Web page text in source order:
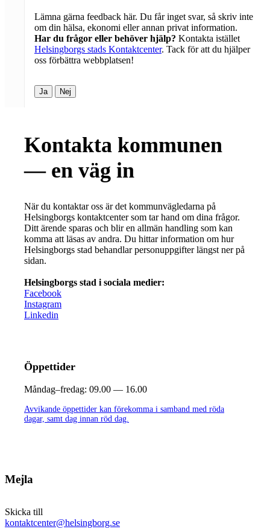
Lämna gärna feedback här. Du får inget svar, så skriv inte
om din hälsa, ekonomi eller annan privat information.
Har du frågor eller behöver hjälp? Kontakta istället
Helsingborgs stads Kontaktcenter. Tack för att du hjälper
oss förbättra webbplatsen!
Ja Nej
Kontakta kommunen
— en väg in
När du kontaktar oss är det kommunvägledarna på
Helsingborgs kontaktcenter som tar hand om dina frågor.
Ditt ärende sparas och blir en allmän handling som kan
komma att läsas av andra. Du hittar information om hur
Helsingborgs stad behandlar personuppgifter längst ner på
sidan.
Helsingborgs stad i sociala medier:
Facebook
Instagram
Linkedin
Öppettider
Måndag–fredag: 09.00 — 16.00
Avvikande öppettider kan förekomma i samband med röda
dagar, samt dag innan röd dag.
Mejla
Skicka till
kontaktcenter@helsingborg.se